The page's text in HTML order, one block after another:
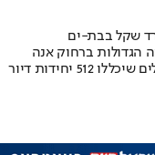
הגדולות ברחוק אנה